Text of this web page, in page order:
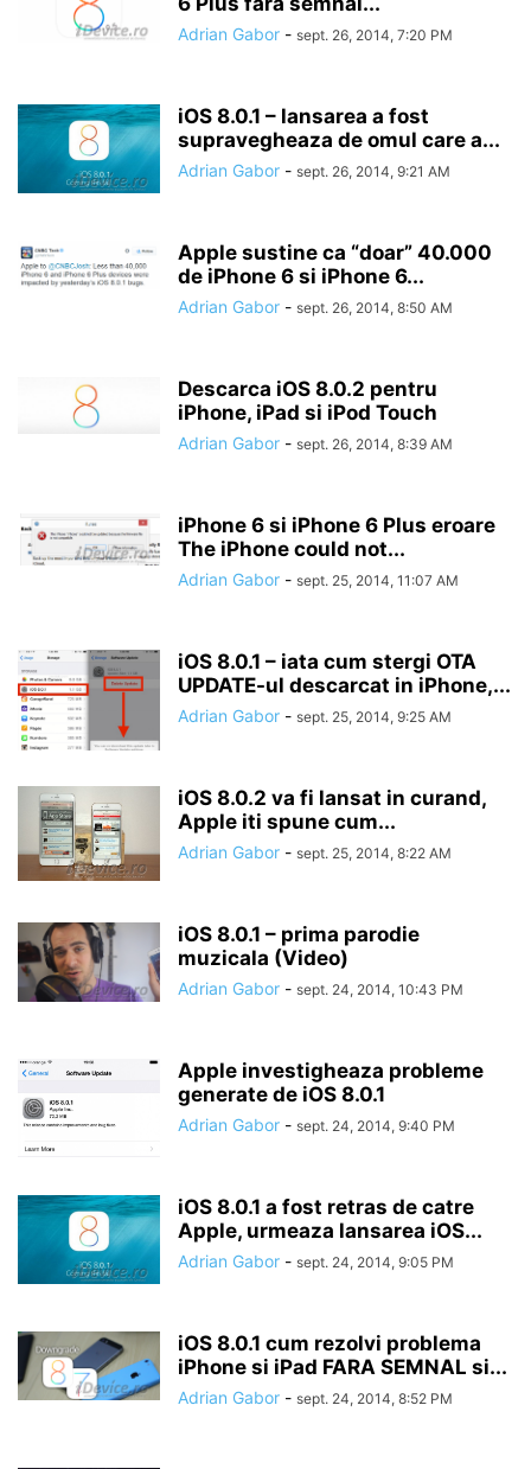
Adrian Gabor - sept. 26, 2014, 7:20 PM
iOS 8.0.1 – lansarea a fost
supravegheaza de omul care a...
Adrian Gabor - sept. 26, 2014, 9:21 AM
Apple sustine ca “doar” 40.000
de iPhone 6 si iPhone 6...
Adrian Gabor - sept. 26, 2014, 8:50 AM
Descarca iOS 8.0.2 pentru
iPhone, iPad si iPod Touch
Adrian Gabor - sept. 26, 2014, 8:39 AM
iPhone 6 si iPhone 6 Plus eroare
The iPhone could not...
Adrian Gabor - sept. 25, 2014, 11:07 AM
iOS 8.0.1 – iata cum stergi OTA
UPDATE-ul descarcat in iPhone,...
Adrian Gabor - sept. 25, 2014, 9:25 AM
iOS 8.0.2 va fi lansat in curand,
Apple iti spune cum...
Adrian Gabor - sept. 25, 2014, 8:22 AM
iOS 8.0.1 – prima parodie
muzicala (Video)
Adrian Gabor - sept. 24, 2014, 10:43 PM
Apple investigheaza probleme
generate de iOS 8.0.1
Adrian Gabor - sept. 24, 2014, 9:40 PM
iOS 8.0.1 a fost retras de catre
Apple, urmeaza lansarea iOS...
Adrian Gabor - sept. 24, 2014, 9:05 PM
iOS 8.0.1 cum rezolvi problema
iPhone si iPad FARA SEMNAL si...
Adrian Gabor - sept. 24, 2014, 8:52 PM